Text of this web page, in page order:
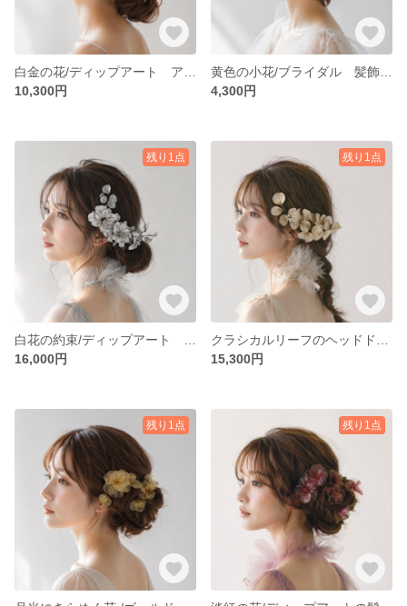
10,300円
4,300円
残り1点
16,000円
残り1点
15,300円
残り1点 残り1点